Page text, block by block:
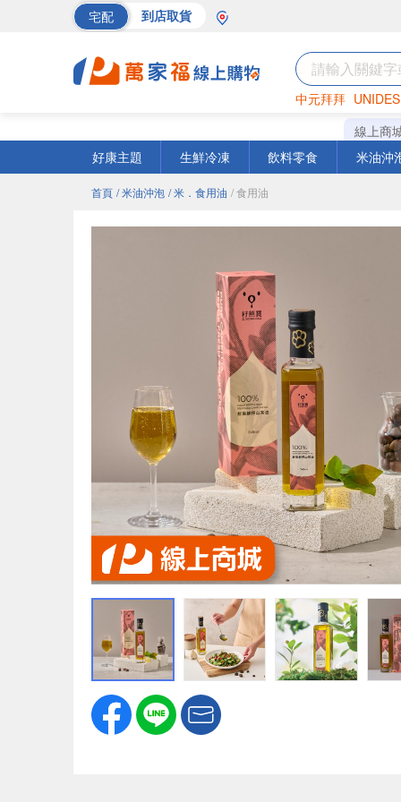
宅配 到店取貨
中元拜拜
罐頭 海苔
線上商
好康主題
生鮮冷凍 飲料零食 米油沖
首頁 / 米油沖泡 / 米．食用油 / 食用油